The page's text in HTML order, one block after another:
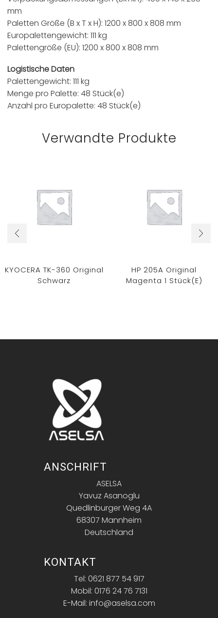
mm
Paletten Größe (B x T x H): 1200 x 800 x 808 mm
Europalettengewicht: 111 kg
Palettengröße (EU): 1200 x 800 x 808 mm
Logistische Daten
Palettengewicht: 111 kg
Menge pro Palette: 48 Stück(e)
Anzahl pro Europalette: 48 Stück(e)
Verwandte Produkte
KYOCERA TK-360 Original
Schwarz
HP 205A Original
Magenta 1 Stück(e)
ANSCHRIFT
ASELSA
Yavuz Asanoglu
Quedlinburger Weg 4A
68307 Mannheim
Deutschland
KONTAKT
Tel: 0621 877 54 917
Mobil: 0176 24 76 7131
E-Mail: info@aselsa.com